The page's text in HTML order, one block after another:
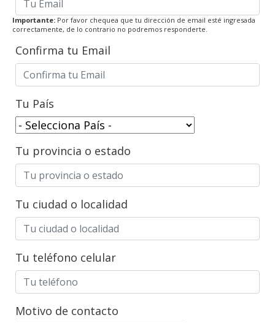
Importante: Por favor chequea que tu dirección de email esté ingresada
correctamente, de lo contrario no podremos responderte.
Confirma tu Email
Tu País
Tu provincia o estado
Tu ciudad o localidad
Tu teléfono celular
Motivo de contacto